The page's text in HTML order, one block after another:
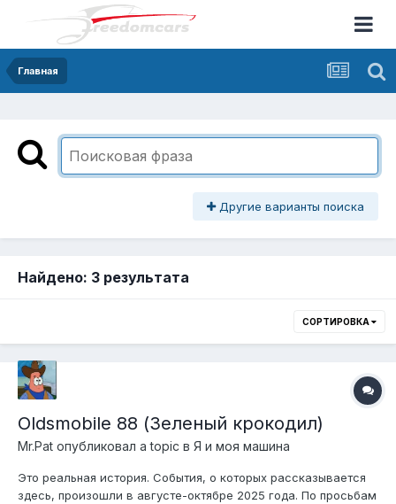
Главная
Другие варианты поиска
Найдено: 3 результата
СОРТИРОВКА
Oldsmobile 88 (Зеленый крокодил)
Mr.Pat опубликовал a topic в Я и моя машина
Это реальная история. События, о которых рассказывается
здесь, произошли в августе-октябре 2025 года. По просьбам